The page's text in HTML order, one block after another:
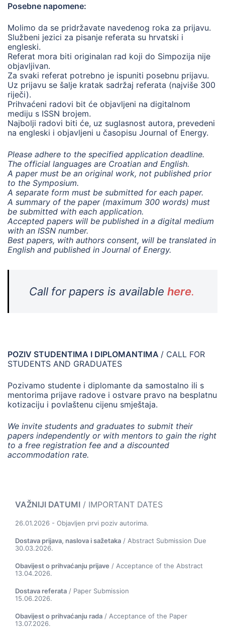
Posebne napomene:
Molimo da se pridržavate navedenog roka za prijavu.
Službeni jezici za pisanje referata su hrvatski i
engleski.
Referat mora biti originalan rad koji do Simpozija nije
objavljivan.
Za svaki referat potrebno je ispuniti posebnu prijavu.
Uz prijavu se šalje kratak sadržaj referata (najviše 300
riječi).
Prihvaćeni radovi bit će objavljeni na digitalnom
mediju s ISSN brojem.
Najbolji radovi biti će, uz suglasnost autora, prevedeni
na engleski i objavljeni u časopisu Journal of Energy.
Please adhere to the specified application deadline.
The official languages are Croatian and English.
A paper must be an original work, not published prior
to the Symposium.
A separate form must be submitted for each paper.
A summary of the paper (maximum 300 words) must
be submitted with each application.
Accepted papers will be published in a digital medium
with an ISSN number.
Best papers, with authors consent, will be translated in
English and published in Journal of Energy.
Call for papers is available here.
POZIV STUDENTIMA I DIPLOMANTIMA / CALL FOR
STUDENTS AND GRADUATES
Pozivamo studente i diplomante da samostalno ili s
mentorima prijave radove i ostvare pravo na besplatnu
kotizaciju i povlaštenu cijenu smještaja.
We invite students and graduates to submit their
papers independently or with mentors to gain the right
to a free registration fee and a discounted
accommodation rate.
VAŽNIJI DATUMI / IMPORTANT DATES
26.01.2026 - Objavljen prvi poziv autorima.
Dostava prijava, naslova i sažetaka / Abstract Submission Due
30.03.2026.
Obavijest o prihvaćanju prijave / Acceptance of the Abstract
13.04.2026.
Dostava referata / Paper Submission
15.06.2026.
Obavijest o prihvaćanju rada / Acceptance of the Paper
13.07.2026.